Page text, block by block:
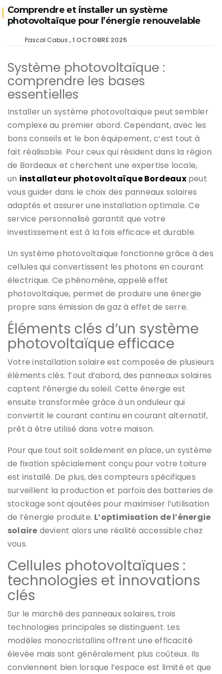
Comprendre et installer un système
photovoltaïque pour l’énergie renouvelable
Pascal Cabus 1 OCTOBRE 2025
Système photovoltaïque :
comprendre les bases
essentielles
Installer un système photovoltaïque peut sembler
complexe au premier abord. Cependant, avec les
bons conseils et le bon équipement, c’est tout à
fait réalisable. Pour ceux qui résident dans la région
de Bordeaux et cherchent une expertise locale,
un installateur photovoltaïque Bordeauxpeut
vous guider dans le choix des panneaux solaires
adaptés et assurer une installation optimale. Ce
service personnalisé garantit que votre
investissement est à la fois efficace et durable.
Un système photovoltaïque fonctionne grâce à des
cellules qui convertissent les photons en courant
électrique. Ce phénomène, appelé effet
photovoltaïque, permet de produire une énergie
propre sans émission de gaz à effet de serre.
Éléments clés d’un système
photovoltaïque efficace
Votre installation solaire est composée de plusieurs
éléments clés. Tout d’abord, des panneaux solaires
captent l’énergie du soleil. Cette énergie est
ensuite transformée grâce à un onduleur qui
convertit le courant continu en courant alternatif,
prêt à être utilisé dans votre maison.
Pour que tout soit solidement en place, un système
de fixation spécialement conçu pour votre toiture
est installé. De plus, des compteurs spécifiques
surveillent la production et parfois des batteries de
stockage sont ajoutées pour maximiser l’utilisation
de l’énergie produite. L’optimisation de l’énergie
solaire devient alors une réalité accessible chez
vous.
Cellules photovoltaïques :
technologies et innovations
clés
Sur le marché des panneaux solaires, trois
technologies principales se distinguent. Les
modèles monocristallins offrent une efficacité
élevée mais sont généralement plus coûteux. Ils
conviennent bien lorsque l’espace est limité et que